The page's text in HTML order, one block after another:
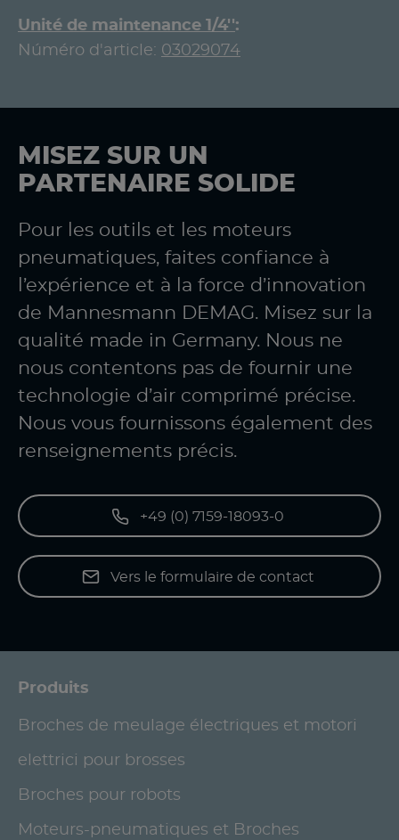
Unité de maintenance 1/4''
Núméro d'article: 03029074
MISEZ SUR UN
PARTENAIRE SOLIDE
Pour les outils et les moteurs
pneumatiques, faites confiance à
l’expérience et à la force d’innovation
de Mannesmann DEMAG. Misez sur la
qualité made in Germany. Nous ne
nous contentons pas de fournir une
technologie d’air comprimé précise.
Nous vous fournissons également des
renseignements précis.
+49 (0) 7159-18093-0
Vers le formulaire de contact
Produits
Broches de meulage électriques et motori
elettrici pour brosses
Broches pour robots
Moteurs-pneumatiques et Broches